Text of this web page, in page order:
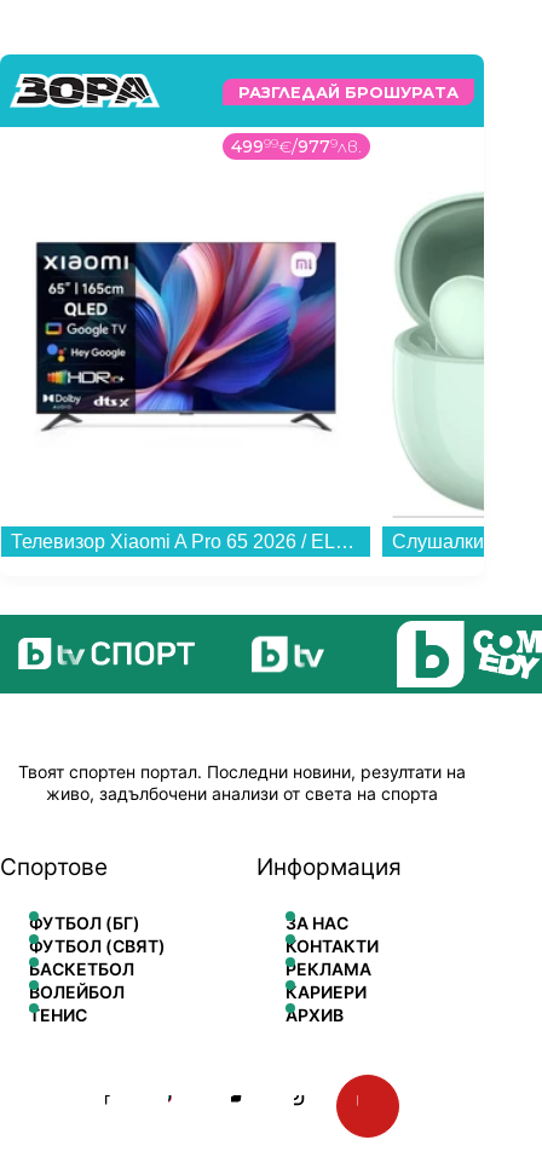
РАЗГЛЕДАЙ БРОШУРАТА
49999€/9779лв.
Телевизор Xiaomi A Pro 65 2026 / ELA5990EU , 165 см, 3840x2160 UHD-4K , 65 inch, Android , QLED ...
Твоят спортен портал. Последни новини, резултати на
живо, задълбочени анализи от света на спорта
Спортове
ФУТБОЛ (БГ)
ФУТБОЛ (СВЯТ)
БАСКЕТБОЛ
ВОЛЕЙБОЛ
ТЕНИС
Информация
ЗА НАС
КОНТАКТИ
РЕКЛАМА
КАРИЕРИ
АРХИВ